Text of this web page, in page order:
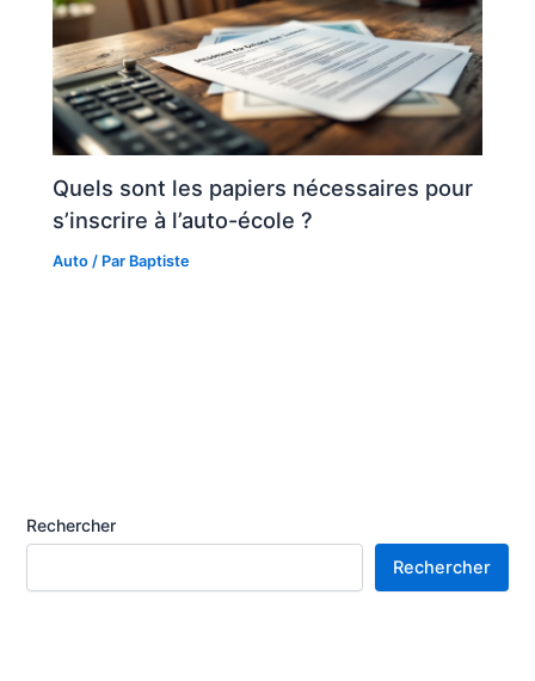
Quels sont les papiers nécessaires pour
s’inscrire à l’auto-école ?
Auto / Par Baptiste
Rechercher
Rechercher